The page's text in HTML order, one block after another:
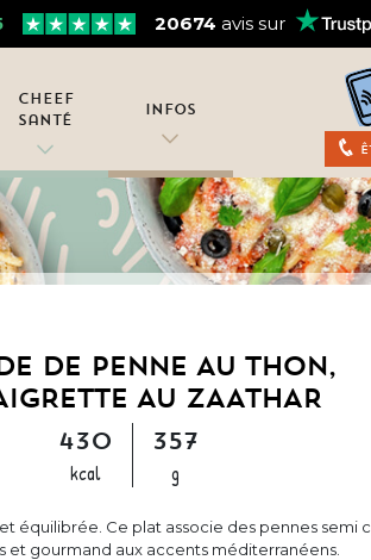
20674 avis sur
Cheef
Santé
Infos
DE PENNE AU THON,
AU ZAATHAR
430
kcal
357
g
équilibrée. Ce plat associe des pennes
et gourmand aux accents méditerranéens.